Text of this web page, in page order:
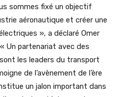
sommes fixé un objectif
aéronautique et créer une
», a déclaré Omer
« Un partenariat avec des
les leaders du transport
de l’avènement de l’ère
un jalon important dans